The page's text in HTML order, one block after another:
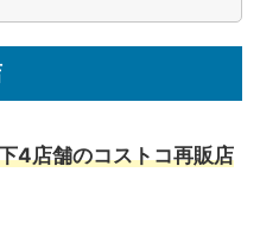
4店舗のコストコ再販店